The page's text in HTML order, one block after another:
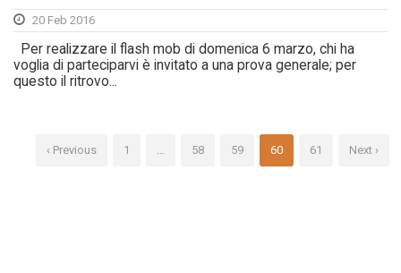
20 Feb 2016
Per realizzare il flash mob di domenica 6 marzo, chi ha
voglia di parteciparvi è invitato a una prova generale; per
questo il ritrovo...
‹ Previous 1 58 59 60 61 Next ›